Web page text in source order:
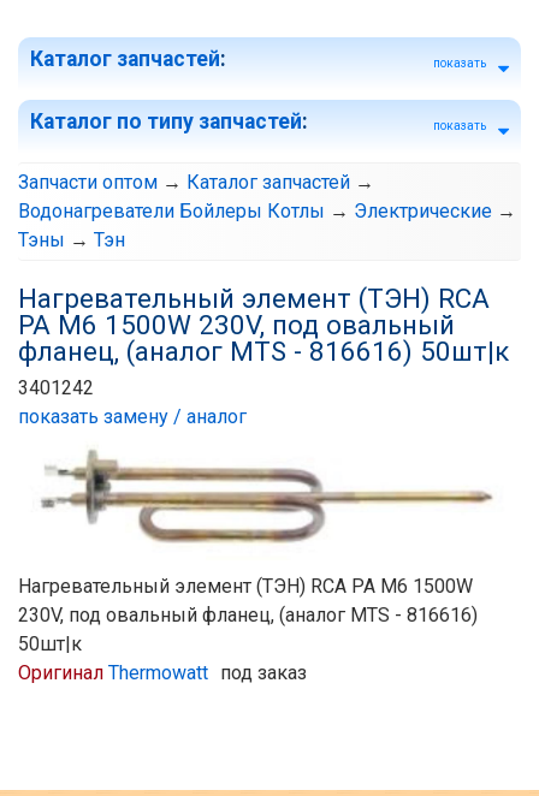
Каталог запчастей: показать
Каталог по типу запчастей: показать
Запчасти оптом → Каталог запчастей →
Водонагреватели Бойлеры Котлы → Электрические →
Тэны → Тэн
Нагревательный элемент (ТЭН) RCA
PA M6 1500W 230V, под овальный
фланец, (аналог MTS - 816616) 50шт|к
3401242
показать замену / аналог
Нагревательный элемент (ТЭН) RCA PA M6 1500W
230V, под овальный фланец, (аналог MTS - 816616)
50шт|к
Оригинал Thermowatt под заказ